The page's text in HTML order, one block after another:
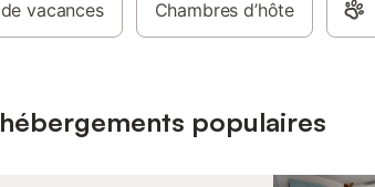
vacances Chambres d’hôte
populaires